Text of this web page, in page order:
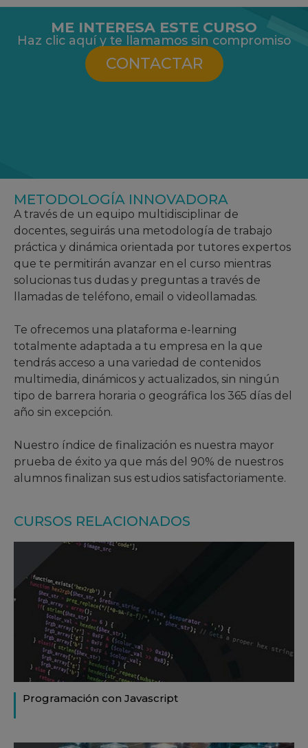
ME INTERESA ESTE CURSO
Haz clic aquí y te llamamos sin compromiso
CONTACTAR
METODOLOGÍA INNOVADORA
A través de un equipo multidisciplinar de
docentes, seguirás una metodología de trabajo
práctica y dinámica orientada por tutores expertos
que te permitirán avanzar en el curso mientras
solucionas tus dudas y preguntas a través de
llamadas de teléfono, email o videollamadas.
Te ofrecemos una plataforma e-learning
totalmente adaptada a tu empresa en la que
tendrás acceso a una variedad de contenidos
multimedia, dinámicos y actualizados, sin ningún
tipo de barrera horaria o geográfica los 365 días del
año sin excepción.
Nuestro índice de finalización es nuestra mayor
prueba de éxito ya que más del 90% de nuestros
alumnos finalizan sus estudios satisfactoriamente.
CURSOS RELACIONADOS
Programación con Javascript